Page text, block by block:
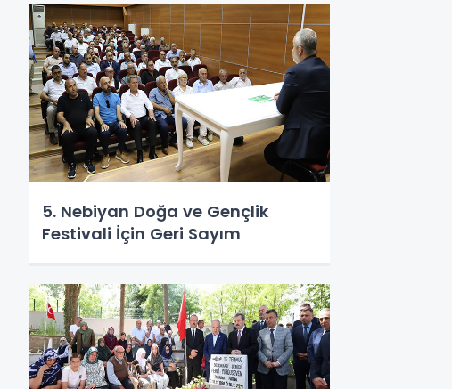
5. Nebiyan Doğa ve Gençlik
Festivali İçin Geri Sayım